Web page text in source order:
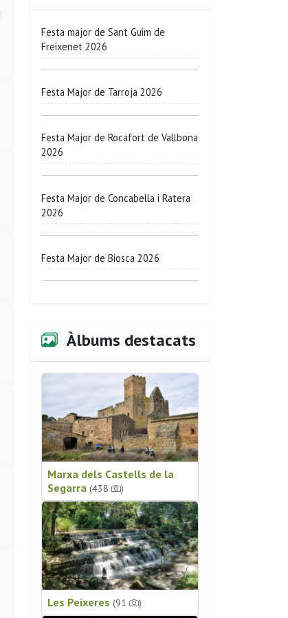
Festa major de Sant Guim de
Freixenet 2026
Festa Major de Tarroja 2026
Festa Major de Rocafort de Vallbona
2026
Festa Major de Concabella i Ratera
2026
Festa Major de Biosca 2026
Àlbums destacats
Marxa dels Castells de la
Segarra (438 )
Les Peixeres (91 )